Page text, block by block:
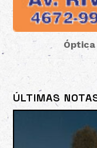
ÚLTIMAS